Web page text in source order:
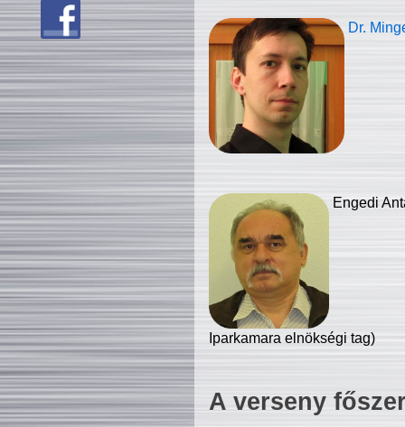
Dr.
Engedi
Iparkamara elnökségi tag)
A verseny